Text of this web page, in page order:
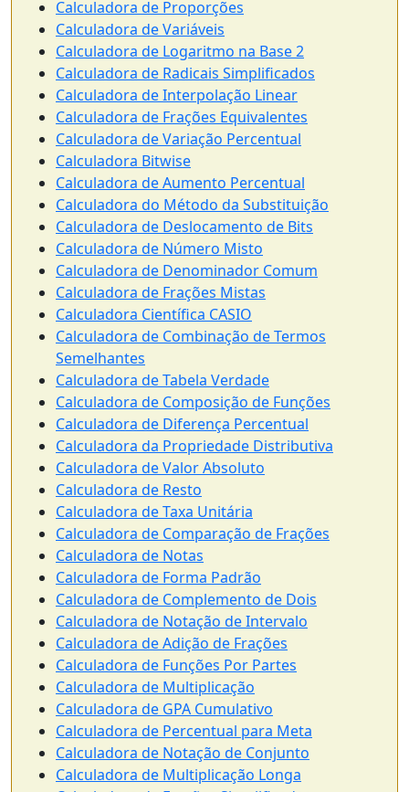
Calculadora de Proporções
Calculadora de Variáveis
Calculadora de Logaritmo na Base 2
Calculadora de Radicais Simplificados
Calculadora de Interpolação Linear
Calculadora de Frações Equivalentes
Calculadora de Variação Percentual
Calculadora Bitwise
Calculadora de Aumento Percentual
Calculadora do Método da Substituição
Calculadora de Deslocamento de Bits
Calculadora de Número Misto
Calculadora de Denominador Comum
Calculadora de Frações Mistas
Calculadora Científica CASIO
Calculadora de Combinação de Termos
Semelhantes
Calculadora de Tabela Verdade
Calculadora de Composição de Funções
Calculadora de Diferença Percentual
Calculadora da Propriedade Distributiva
Calculadora de Valor Absoluto
Calculadora de Resto
Calculadora de Taxa Unitária
Calculadora de Comparação de Frações
Calculadora de Notas
Calculadora de Forma Padrão
Calculadora de Complemento de Dois
Calculadora de Notação de Intervalo
Calculadora de Adição de Frações
Calculadora de Funções Por Partes
Calculadora de Multiplicação
Calculadora de GPA Cumulativo
Calculadora de Percentual para Meta
Calculadora de Notação de Conjunto
Calculadora de Multiplicação Longa